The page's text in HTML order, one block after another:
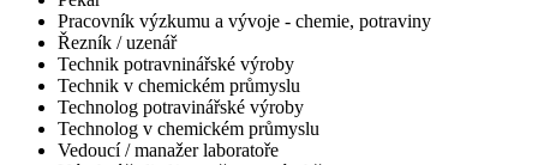
Pracovník výzkumu a vývoje - chemie, potraviny
Řezník / uzenář
Technik potravninářské výroby
Technik v chemickém průmyslu
Technolog potravinářské výroby
Technolog v chemickém průmyslu
Vedoucí / manažer laboratoře